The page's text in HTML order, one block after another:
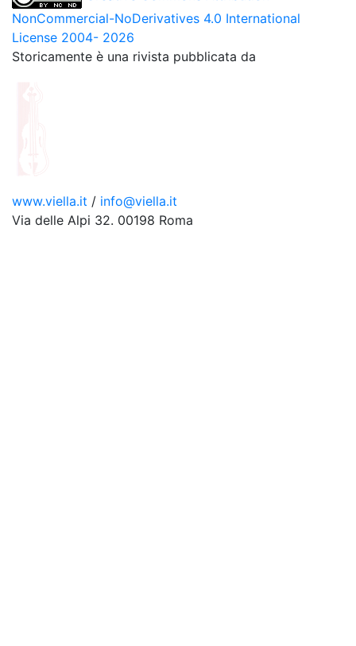
NonCommercial-NoDerivatives 4.0 International
License 2004- 2026
Storicamente è una rivista pubblicata da
www.viella.it / info@viella.it
Via delle Alpi 32. 00198 Roma